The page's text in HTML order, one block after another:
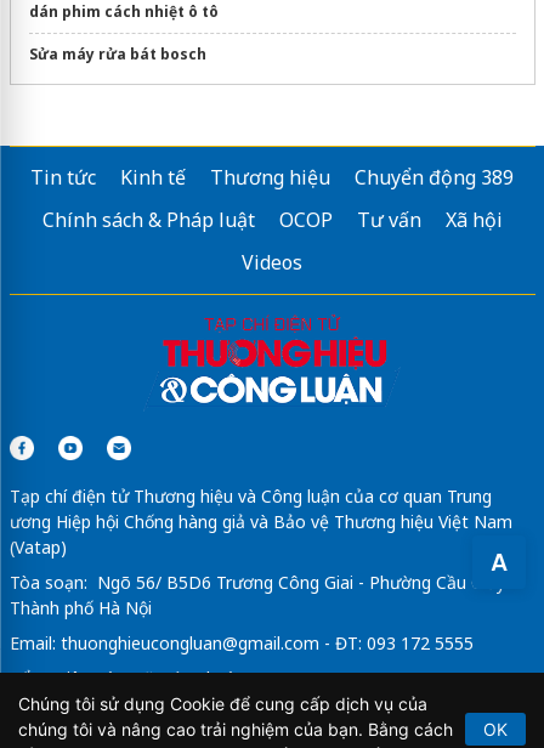
A
dán phim cách nhiệt ô tô
Sửa máy rửa bát bosch
Tin tức Kinh tế Thương hiệu
Chuyển động 389
Chính sách & Pháp luật
OCOP Tư vấn
Xã hội
Videos
Tạp chí điện tử Thương hiệu và Công luận của cơ quan Trung
ương Hiệp hội Chống hàng giả và Bảo vệ Thương hiệu Việt Nam
(Vatap)
Tòa soạn: Ngõ 56/ B5D6 Trương Công Giai - Phường Cầu Giấy -
Thành phố Hà Nội
Email: thuonghieucongluan@gmail.com - ĐT: 093 172 5555
Tổng Biên Tập: Vũ Đức Thuận
Giấy phép hoạt động báo chí điện tử số 64/GP-BTTTT do Bộ
Thông tin và Truyền thông cấp ngày 21/2/2020.
Chúng tôi sử dụng Cookie để cung cấp dịch vụ của
chúng tôi và nâng cao trải nghiệm của bạn. Bằng cách
OK